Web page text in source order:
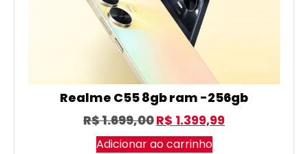
Realme C55 8gb ram -256gb
R$1.699,00R$ 1.399,99
Adicionar ao carrinho